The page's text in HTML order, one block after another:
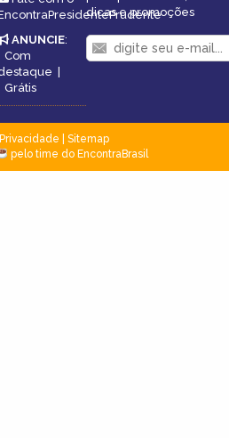
ANUNCIE:
Com
Grátis
dicas e promoções
Privacidade
Sitemap
pelo time do EncontraBrasil